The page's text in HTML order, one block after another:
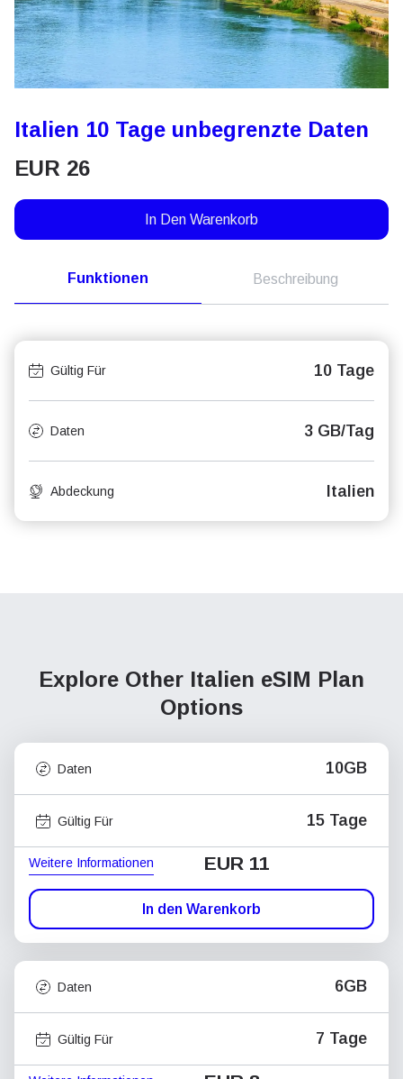
Italien 10 Tage unbegrenzte Daten
EUR 26
In Den Warenkorb
Funktionen Beschreibung
Gültig Für 10 Tage
Daten 3 GB/Tag
Abdeckung Italien
Explore Other Italien eSIM Plan
Options
Daten 10GB
Gültig Für 15 Tage
Weitere Informationen EUR 11
In den Warenkorb
Daten 6GB
Gültig Für 7 Tage